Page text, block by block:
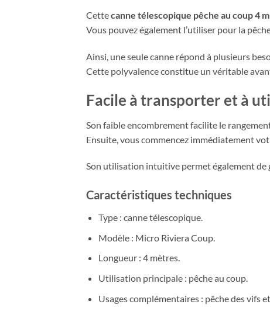
Cettecanne télescopique pêche au coup 4 m
Vous pouvez également l’utiliser pour la
Ainsi, une seule canne répond à plusieurs
Cette polyvalence constitue un véritable
Facile à transporter et à
Son faible encombrement facilite le
Ensuite, vous commencez immédiatement
Son utilisation intuitive permet également de
Caractéristiques techniques
Type : canne télescopique.
Modèle : Micro Riviera Coup.
Longueur : 4 mètres.
Utilisation principale : pêche au coup.
Usages complémentaires : pêche des vifs